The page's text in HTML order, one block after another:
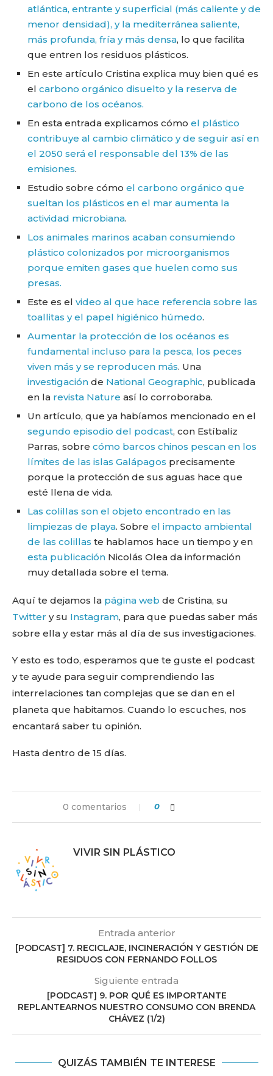
atlántica, entrante y superficial (más caliente y de
menor densidad), y la mediterránea saliente,
más profunda, fría y más densa, lo que facilita
que entren los residuos plásticos.
En este artículo Cristina explica muy bien qué es
el carbono orgánico disuelto y la reserva de
carbono de los océanos.
En esta entrada explicamos cómo el plástico
contribuye al cambio climático y de seguir así en
el 2050 será el responsable del 13% de las
emisiones.
Estudio sobre cómo el carbono orgánico que
sueltan los plásticos en el mar aumenta la
actividad microbiana.
Los animales marinos acaban consumiendo
plástico colonizados por microorganismos
porque emiten gases que huelen como sus
presas.
Este es el video al que hace referencia sobre las
toallitas y el papel higiénico húmedo.
Aumentar la protección de los océanos es
fundamental incluso para la pesca, los peces
viven más y se reproducen más. Una
investigación de National Geographic, publicada
en la revista Nature así lo corroboraba.
Un artículo, que ya habíamos mencionado en el
segundo episodio del podcast, con Estíbaliz
Parras, sobre cómo barcos chinos pescan en los
límites de las islas Galápagos precisamente
porque la protección de sus aguas hace que
esté llena de vida.
Las colillas son el objeto encontrado en las
limpiezas de playa. Sobre el impacto ambiental
de las colillas te hablamos hace un tiempo y en
esta publicación Nicolás Olea da información
muy detallada sobre el tema.
Aquí te dejamos la página web de Cristina, su
Twitter y su Instagram, para que puedas saber más
sobre ella y estar más al día de sus investigaciones.
Y esto es todo, esperamos que te guste el podcast
y te ayude para seguir comprendiendo las
interrelaciones tan complejas que se dan en el
planeta que habitamos. Cuando lo escuches, nos
encantará saber tu opinión.
Hasta dentro de 15 días.
0 comentarios 0
VIVIR SIN PLÁSTICO
Entrada anterior
[PODCAST] 7. RECICLAJE, INCINERACIÓN Y GESTIÓN DE
RESIDUOS CON FERNANDO FOLLOS
Siguiente entrada
[PODCAST] 9. POR QUÉ ES IMPORTANTE
REPLANTEARNOS NUESTRO CONSUMO CON BRENDA
CHÁVEZ (1/2)
QUIZÁS TAMBIÉN TE INTERESE